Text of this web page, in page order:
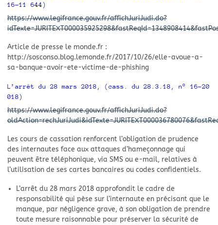
16-11 644)
https://www.legifrance.gouv.fr/affichJuriJudi.do?
Article de presse le monde.fr :
http://sosconso.blog.lemonde.fr/2017/10/26/elle-avoue-a-
sa-banque-avoir-ete-victime-de-phishing
L’arrêt du 28 mars 2018, (cass. du 28.3.18, n° 16-20
018)
https://www.legifrance.gouv.fr/affichJuriJudi.do?
Les cours de cassation renforcent l’obligation de prudence
des internautes face aux attaques d’hameçonnage qui
peuvent être téléphonique, via SMS ou e-mail, relatives à
l’utilisation de ses cartes bancaires ou codes confidentiels.
L’arrêt du 28 mars 2018 approfondit le cadre de
responsabilité qui pèse sur l’internaute en précisant que le
manque, par négligence grave, à son obligation de prendre
toute mesure raisonnable pour préserver la sécurité de